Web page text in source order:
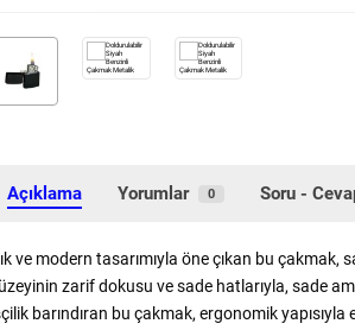
Açıklama Yorumlar 0 Soru -
ve modern tasarımıyla öne çıkan bu
zarif dokusu ve sade hatlarıyla, sade
barındıran bu çakmak, ergonomik